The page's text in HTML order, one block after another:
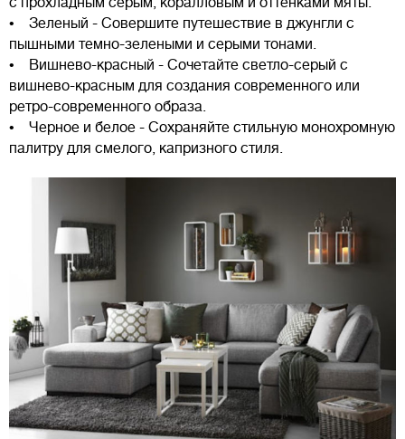
• Зеленый - Совершите путешествие в джунгли с
пышными темно-зелеными и серыми тонами.
• Вишнево-красный - Сочетайте светло-серый с
вишнево-красным для создания современного или
ретро-современного образа.
• Черное и белое - Сохраняйте стильную монохромную
палитру для смелого, капризного стиля.